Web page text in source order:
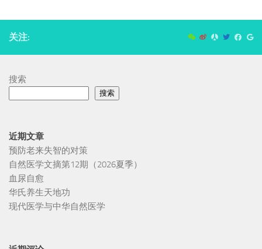
关注:
搜索
搜索
近期文章
预防老来失智的对策
自然医学文摘第12期（2026夏季）
血尿自愈
华氏养生天地功
现代医学与中华自然医学